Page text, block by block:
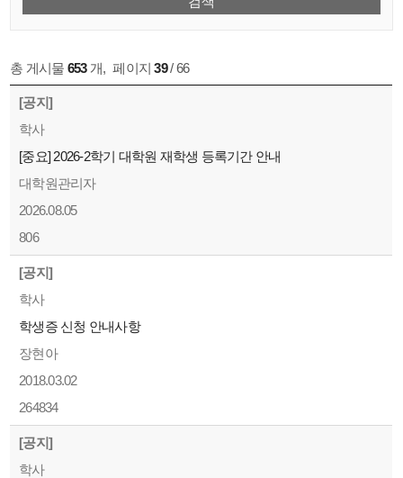
총 게시물 653개, 페이지39/ 66
[공지]
학사
[중요] 2026-2학기 대학원 재학생 등록기간 안내
대학원관리자
2026.08.05
806
[공지]
학사
학생증 신청 안내사항
장현아
2018.03.02
264834
[공지]
학사